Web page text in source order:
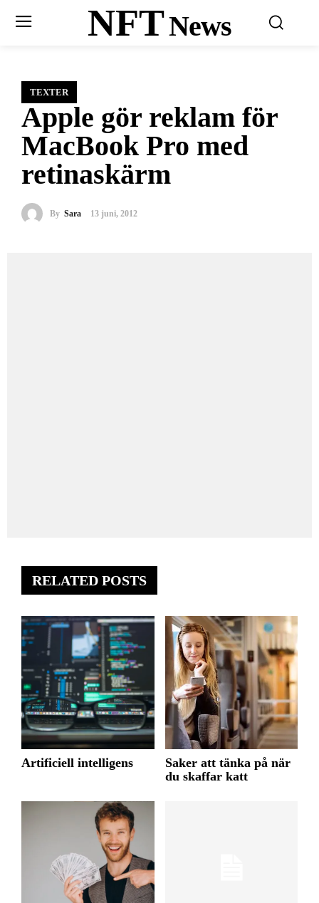
NFTNews
TEXTER
Apple gör reklam för
MacBook Pro med
retinaskärm
By Sara 13 juni, 2012
RELATED POSTS
Artificiell intelligens
Saker att tänka på när
du skaffar katt